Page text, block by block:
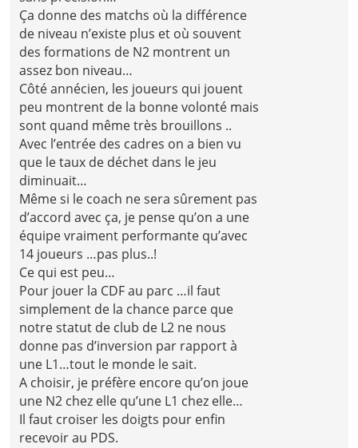
Ça donne des matchs où la différence
de niveau n’existe plus et où souvent
des formations de N2 montrent un
assez bon niveau…
Côté annécien, les joueurs qui jouent
peu montrent de la bonne volonté mais
sont quand même très brouillons ..
Avec l’entrée des cadres on a bien vu
que le taux de déchet dans le jeu
diminuait…
Même si le coach ne sera sûrement pas
d’accord avec ça, je pense qu’on a une
équipe vraiment performante qu’avec
14 joueurs …pas plus..!
Ce qui est peu…
Pour jouer la CDF au parc …il faut
simplement de la chance parce que
notre statut de club de L2 ne nous
donne pas d’inversion par rapport à
une L1…tout le monde le sait.
A choisir, je préfère encore qu’on joue
une N2 chez elle qu’une L1 chez elle…
Il faut croiser les doigts pour enfin
recevoir au PDS.